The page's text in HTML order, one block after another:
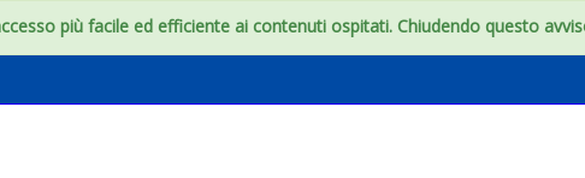
più facile ed efficiente ai contenuti ospitati. Chiudendo questo